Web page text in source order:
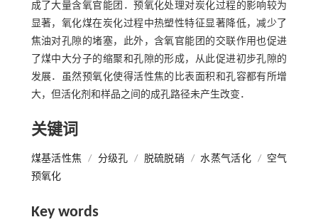
成了大量含氧官能团．预氧化处理对炭化过程的影响较为
显著，氧化煤在炭化过程中热塑性特征显著降低，减少了
焦油对孔隙的堵塞，此外，含氧官能团的交联作用也促进
了煤中大分子的缩聚和孔隙的形成，从此促进初步孔隙的
发展．虽然预氧化使得活性焦的比表面积和孔容都有所增
大，但活化剂和样品之间的成孔路径未产生改变．
关键词
煤基活性焦 / 分级孔 / 脱硫脱硝 / 水蒸气活化 /
空气
预氧化
Key words